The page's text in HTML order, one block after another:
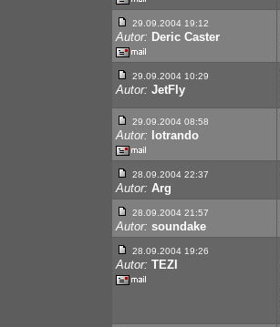
29.09.2004 19:12
Autor: Deric Caster
29.09.2004 10:29
Autor: JetFly
29.09.2004 08:58
Autor: lotrando
28.09.2004 22:37
Autor: Arg
28.09.2004 21:57
Autor: soundake
28.09.2004 19:26
Autor: TEZI